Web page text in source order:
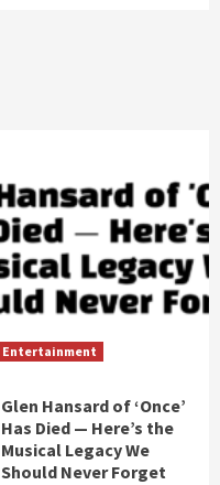
Entertainment
Glen Hansard of ‘Once’
Has Died — Here’s the
Musical Legacy We
Should Never Forget